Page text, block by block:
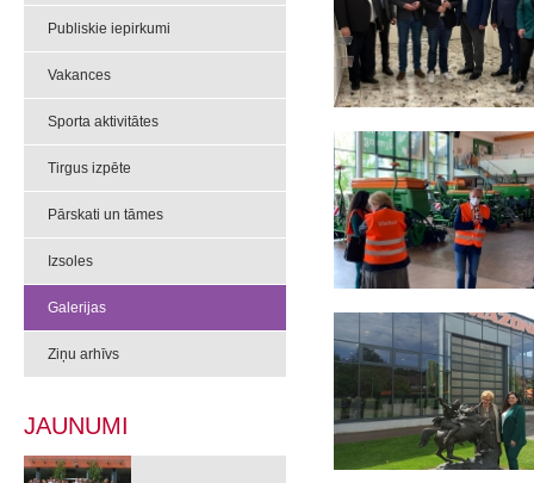
Publiskie iepirkumi
Vakances
Sporta aktivitātes
Tirgus izpēte
Pārskati un tāmes
Izsoles
Galerijas
Ziņu arhīvs
JAUNUMI